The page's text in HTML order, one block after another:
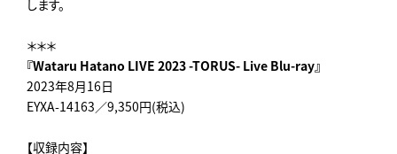
します。
＊＊＊
『Wataru Hatano LIVE 2023 -TORUS- Live Blu-ray』
2023年8月16日
EYXA-14163／9,350円(税込)
【収録内容】